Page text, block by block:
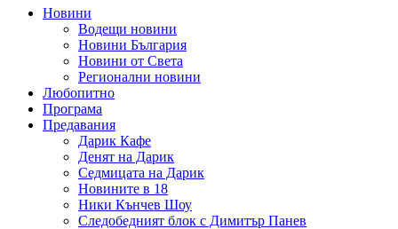
Новини
Водещи новини
Новини България
Новини от Света
Регионални новини
Любопитно
Програма
Предавания
Дарик Кафе
Денят на Дарик
Седмицата на Дарик
Новините в 18
Ники Кънчев Шоу
Следобедният блок с Димитър Панев